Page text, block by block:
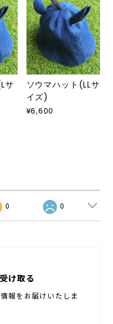
サ
ソウマハット(LLサ
イズ)
¥6,600
0 0
け取る
報をお届けいたしま